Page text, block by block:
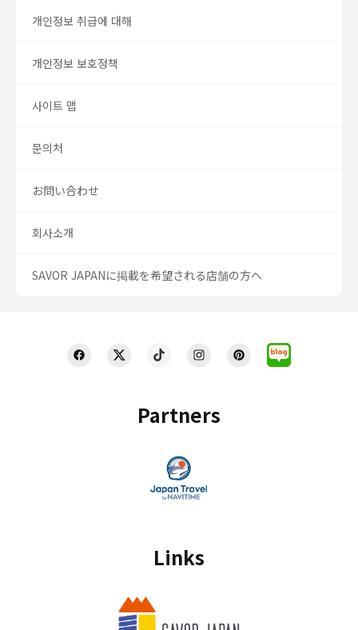
Partners
Links
개인정보 취급에 대해
개인정보 보호정책
사이트 맵
문의처
お問い合わせ
회사소개
SAVOR JAPANに掲載を希望される店舗の方へ